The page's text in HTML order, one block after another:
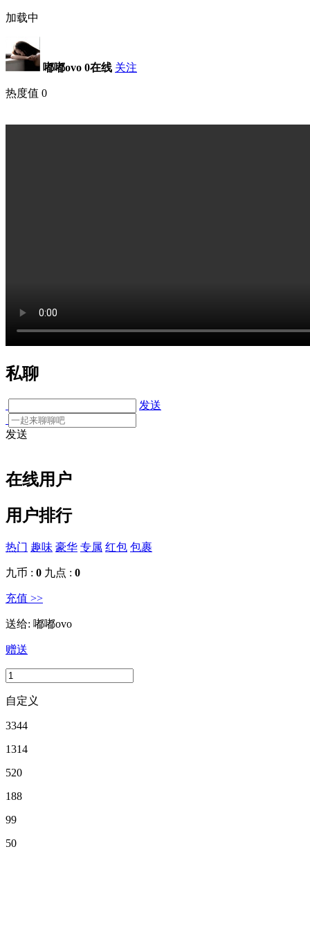
加载中
嘟嘟ovo 0在线 关注
热度值 0
私聊
发送
发送
在线用户
用户排行
热门 趣味 豪华 专属 红包 包裹
九币 : 0 九点 : 0
充值 >>
送给: 嘟嘟ovo
赠送
自定义
3344
1314
520
188
99
50